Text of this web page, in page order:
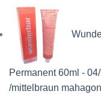
Permanent 60ml -
/mittelbraun